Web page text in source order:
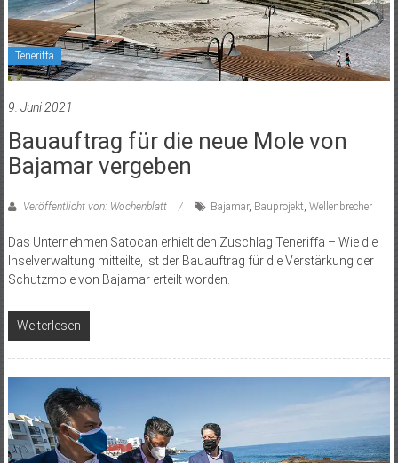
Teneriffa
9. Juni 2021
Bauauftrag für die neue Mole von
Bajamar vergeben
Veröffentlicht von: Wochenblatt Bajamar, Bauprojekt, Wellenbrecher
Das Unternehmen Satocan erhielt den Zuschlag Teneriffa – Wie die
Inselverwaltung mitteilte, ist der Bauauftrag für die Verstärkung der
Schutzmole von Bajamar erteilt worden.
Weiterlesen